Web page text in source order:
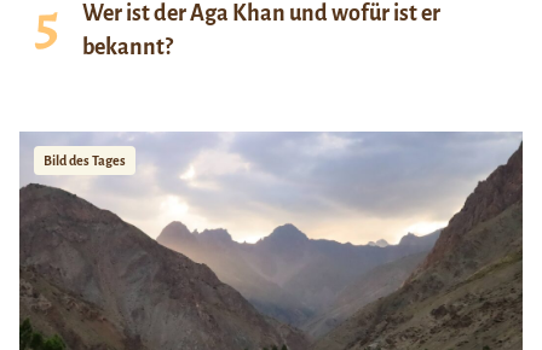
Wer ist der Aga Khan und wofür ist er
bekannt?
Bild des Tages